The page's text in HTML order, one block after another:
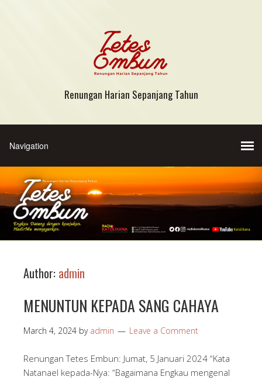
Renungan Harian Sepanjang Tahun
Author: admin
MENUNTUN KEPADA SANG CAHAYA
March 4, 2024 by admin Leave a Comment
Renungan Tetes Embun: Jumat, 5 Januari 2024 “Kata
Natanael kepada-Nya: “Bagaimana Engkau mengenal